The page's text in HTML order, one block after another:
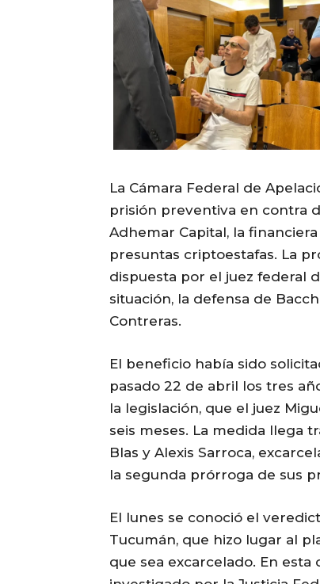
La Cámara Federal de
prisión preventiva en contra
Adhemar Capital, la
presuntas criptoestafas. La
dispuesta por el juez federal
situación, la defensa de
Contreras.
El beneficio había sido
pasado 22 de abril los tres
la legislación, que el juez
seis meses. La medida llega
Blas y Alexis Sarroca,
la segunda prórroga de sus
El lunes se conoció el
Tucumán, que hizo lugar al
que sea excarcelado. En esta